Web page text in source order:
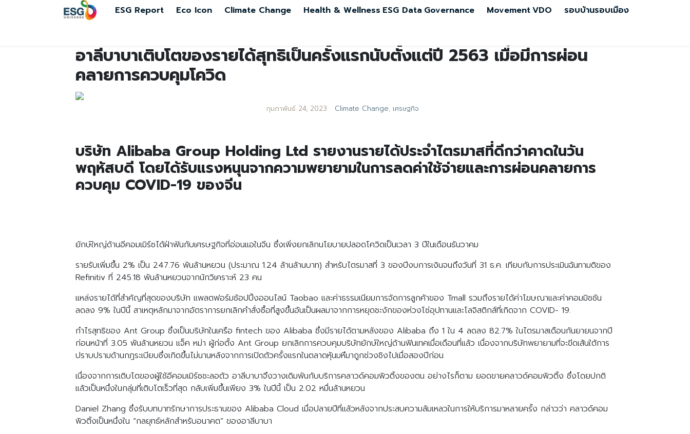
ESG Report Eco Icon Climate Change Health & Wellness ESG Data Governance MovementVDO รอบบ้านรอบเมือง
อาลีบาบาเติบโตของรายได้สุทธิเป็นครั้งแรกนับตั้งแต่ปี 2563 เมื่อมีการผ่อน
คลายการควบคุมโควิด
กุมภาพันธ์ 24, 2023 Climate Change, เศรษฐกิจ
บริษัท Alibaba Group Holding Ltd รายงานรายได้ประจำไตรมาสที่ดีกว่าคาดในวัน
พฤหัสบดี โดยได้รับแรงหนุนจากความพยายามในการลดค่าใช้จ่ายและการผ่อนคลายการ
ควบคุม COVID-19 ของจีน
ยักษ์ใหญ่ด้านอีคอมเมิร์ซได้ฝ่าฟันกับเศรษฐกิจที่อ่อนแอในจีน ซึ่งเพิ่งยกเลิกนโยบายปลอดโควิดเป็นเวลา 3 ปีในเดือนธันวาคม
รายรับเพิ่มขึ้น 2% เป็น 247.76 พันล้านหยวน (ประมาณ 1.24 ล้านล้านบาท) สำหรับไตรมาสที่ 3 ของปีงบการเงินจนถึงวันที่ 31 ธ.ค. เทียบกับการประเมินฉันทามติของ
Refinitiv ที่ 245.18 พันล้านหยวนจากนักวิเคราะห์ 23 คน
แหล่งรายได้ที่สำคัญที่สุดของบริษัท แพลตฟอร์มช้อปปิ้งออนไลน์ Taobao และค่าธรรมเนียมการจัดการลูกค้าของ Tmall รวมถึงรายได้ค่าโฆษณาและค่าคอมมิชชัน
ลดลง 9% ในปีนี้ สาเหตุหลักมาจากอัตราการยกเลิกคำสั่งซื้อที่สูงขึ้นอันเป็นผลมาจากการหยุดชะงักของห่วงโซ่อุปทานและโลจิสติกส์ที่เกิดจาก COVID- 19.
กำไรสุทธิของ Ant Group ซึ่งเป็นบริษัทในเครือ fintech ของ Alibaba ซึ่งมีรายได้ตามหลังของ Alibaba ถึง 1 ใน 4 ลดลง 82.7% ในไตรมาสเดือนกันยายนจากปี
ก่อนหน้าที่ 3.05 พันล้านหยวน แจ็ค หม่า ผู้ก่อตั้ง Ant Group ยกเลิกการควบคุมบริษัทยักษ์ใหญ่ด้านฟินเทคเมื่อเดือนที่แล้ว เนื่องจากบริษัทพยายามที่จะขีดเส้นใต้การ
ปราบปรามด้านกฎระเบียบซึ่งเกิดขึ้นไม่นานหลังจากการเปิดตัวครั้งแรกในตลาดหุ้นมหึมาถูกช่วงชิงไปเมื่อสองปีก่อน
เนื่องจากการเติบโตของผู้ใช้อีคอมเมิร์ซชะลอตัว อาลีบาบาจึงวางเดิมพันกับบริการคลาวด์คอมพิวติ้งของตน อย่างไรก็ตาม ยอดขายคลาวด์คอมพิวติ้ง ซึ่งโดยปกติ
แล้วเป็นหนึ่งในกลุ่มที่เติบโตเร็วที่สุด กลับเพิ่มขึ้นเพียง 3% ในปีนี้ เป็น 2.02 หมื่นล้านหยวน
Daniel Zhang ซึ่งรับบทบาทรักษาการประธานของ Alibaba Cloud เมื่อปลายปีที่แล้วหลังจากประสบความล้มเหลวในการให้บริการมาหลายครั้ง กล่าวว่า คลาวด์คอม
พิวติ้งเป็นหนึ่งใน “กลยุทธ์หลักสำหรับอนาคต” ของอาลีบาบา